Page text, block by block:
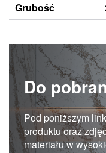
Grubość
Do
Pod poniższym
produktu oraz
materiału w